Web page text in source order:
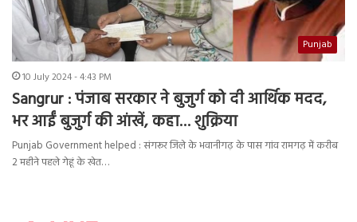
Punjab
10 July 2024 - 4:43 PM
Sangrur : पंजाब सरकार ने बुजुर्ग को दी आर्थिक मदद,
भर आईं बुजुर्ग की आंखें, कहा… शुक्रिया
Punjab Government helped : संगरूर जिले के भवानीगढ़ के पास गांव रामगढ़ में करीब
2 महीने पहले गेहूं के खेत…